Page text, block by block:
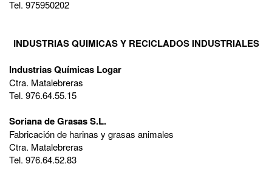
Tel. 975950202
INDUSTRIAS QUIMICAS Y RECICLADOS INDUSTRIALES
Industrias Químicas Logar
Ctra. Matalebreras
Tel. 976.64.55.15
Soriana de Grasas S.L.
Fabricación de harinas y grasas animales
Ctra. Matalebreras
Tel. 976.64.52.83